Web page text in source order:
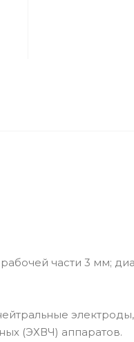
части 3 мм;
(ЭХВЧ) аппаратов.